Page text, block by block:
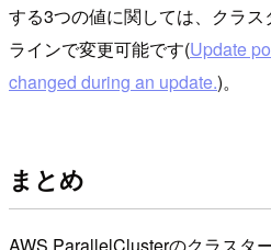
する3つの値に関しては、クラ
ラインで変更可能です(Update
changed during an update.)。
まとめ
AWS ParallelClusterのクラスタ